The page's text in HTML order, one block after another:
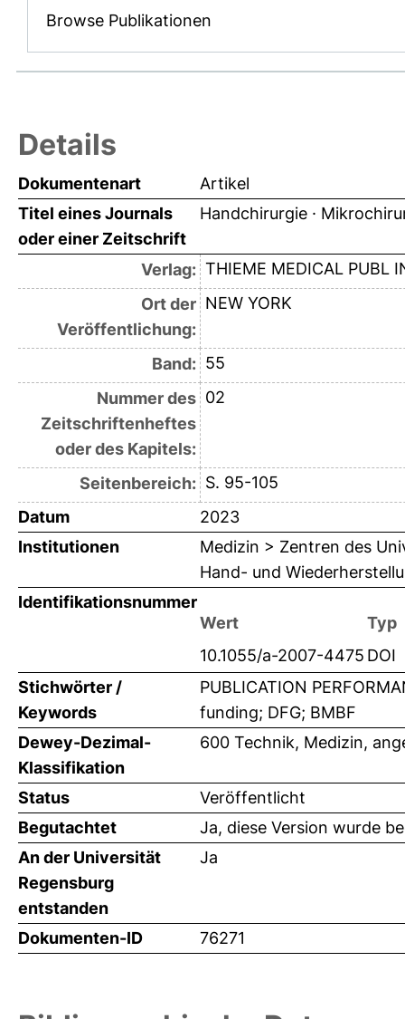
Browse Publikationen
Details
Dokumentenart
Artikel
Titel eines Journals
oder einer Zeitschrift
Handchirurgie ·
Verlag: THIEME MEDICAL PUBL
Ort der
Veröffentlichung:
NEW YORK
Band: 55
Nummer des
Zeitschriftenheftes
oder des Kapitels:
02
Seitenbereich: S. 95-105
Datum
2023
Institutionen
Medizin > Zentren des
Hand- und
Identifikationsnummer
Wert
Typ
10.1055/a-2007-4475 DOI
Stichwörter /
Keywords
PUBLICATION
funding; DFG; BMBF
Dewey-Dezimal-
Klassifikation
600 Technik, Medizin,
Status
Veröffentlicht
Begutachtet
Ja, diese Version wurde
An der Universität
Regensburg
entstanden
Ja
Dokumenten-ID 76271